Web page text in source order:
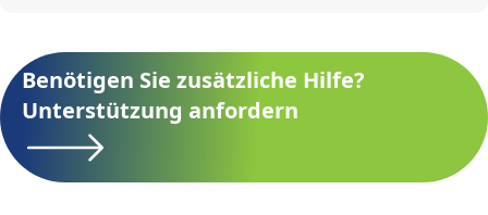
Benötigen Sie zusätzliche Hilfe?
Unterstützung anfordern